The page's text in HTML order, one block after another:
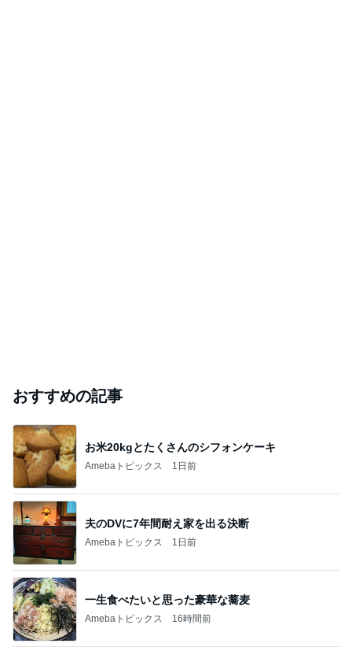
おすすめの記事
お米20kgとたくさんのシフォンケーキ
Amebaトピックス 1日前
夫のDVに7年間耐え家を出る決断
Amebaトピックス 1日前
一生食べたいと思った豪華な蕎麦
Amebaトピックス 16時間前